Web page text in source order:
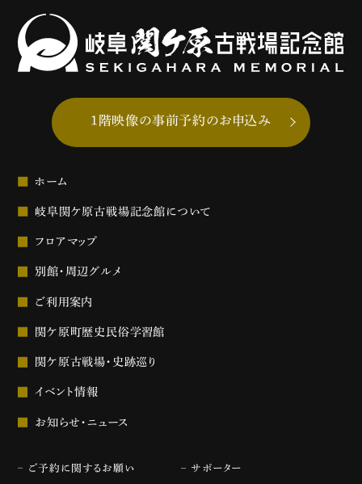
1階映像の事前予約のお申込み
ホーム
岐阜関ケ原古戦場記念館について
フロアマップ
別館・周辺グルメ
ご利用案内
関ケ原町歴史民俗学習館
関ケ原古戦場・史跡巡り
イベント情報
お知らせ・ニュース
ご予約に関するお願い サポーター